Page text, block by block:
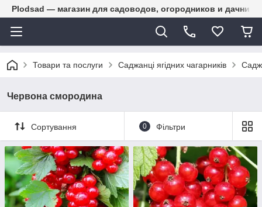
Plodsad — магазин для садоводов, огородников и
Товари та послуги Саджанці ягідних чагарників
Червона смородина
Сортування 0 Фільтри